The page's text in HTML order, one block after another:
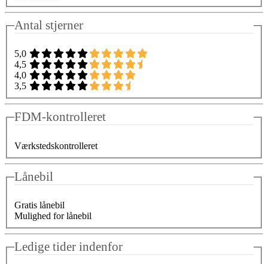
Antal stjerner
5,0
4,5
4,0
3,5
FDM-kontrolleret
Værkstedskontrolleret
Lånebil
Gratis lånebil
Mulighed for lånebil
Ledige tider indenfor